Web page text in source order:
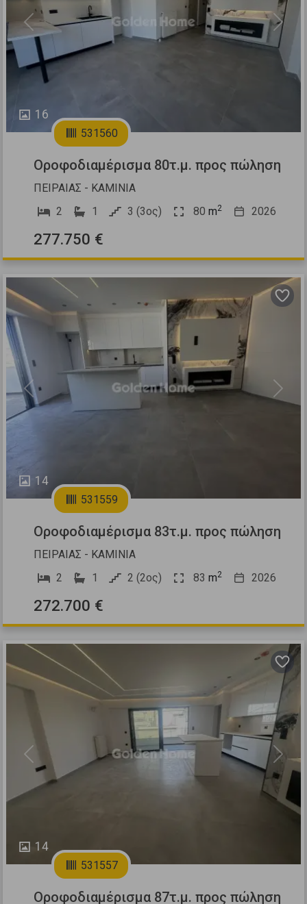
16
Previous Next
531560
Οροφοδιαμέρισμα 80τ.μ. προς πώληση
ΠΕΙΡΑΙΑΣ - ΚΑΜΙΝΙΑ
2
1 3 (3ος) 80 m2 2026
277.750 €
14
Previous Next
531559
Οροφοδιαμέρισμα 83τ.μ. προς πώληση
ΠΕΙΡΑΙΑΣ - ΚΑΜΙΝΙΑ
2
1 2 (2ος) 83 m2 2026
272.700 €
14
Previous Next
531557
Οροφοδιαμέρισμα 87τ.μ. προς πώληση